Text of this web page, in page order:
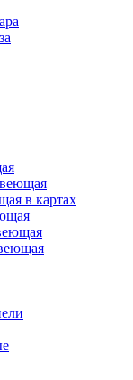
в картах